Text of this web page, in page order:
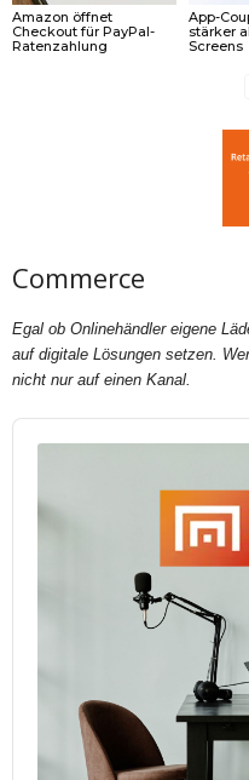
Amazon öffnet
Checkout für PayPal-
Ratenzahlung
App-
stärker
Screens
Commerce
Egal ob Onlinehändler eigene
auf digitale Lösungen setzen.
nicht nur auf einen Kanal.
Audio